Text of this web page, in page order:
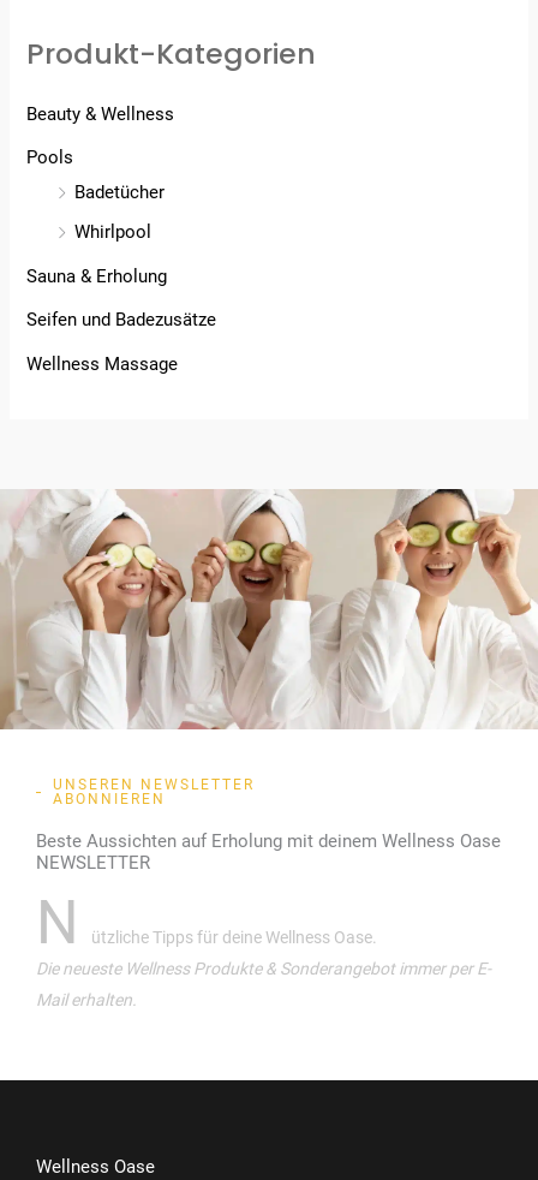
Produkt-Kategorien
Beauty & Wellness
Pools
Badetücher
Whirlpool
Sauna & Erholung
Seifen und Badezusätze
Wellness Massage
UNSEREN NEWSLETTER
ABONNIEREN
Beste Aussichten auf Erholung mit deinem Wellness Oase
NEWSLETTER
N
ützliche Tipps für deine Wellness Oase.
Die neueste Wellness Produkte & Sonderangebot immer per E-
Mail erhalten.
Wellness Oase